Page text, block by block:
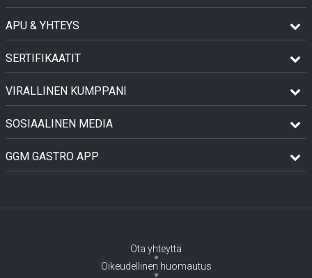
APU & YHTEYS
SERTIFIKAATIT
VIRALLINEN KUMPPANI
SOSIAALINEN MEDIA
GGM GASTRO APP
Ota yhteyttä
Oikeudellinen huomautus